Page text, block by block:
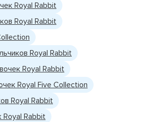
Royal Rabbit
Royal Rabbit
Royal Rabbit
Royal Rabbit
Royal Five Collection
Royal Rabbit
Rabbit